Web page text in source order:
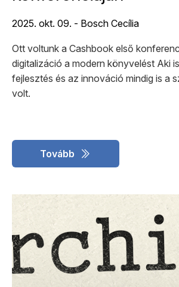
2025. okt. 09. - Bosch Cecília
Ott voltunk a Cashbook első
digitalizáció a modern könyvelést Aki
fejlesztés és az innováció mindig is a
volt.
Tovább